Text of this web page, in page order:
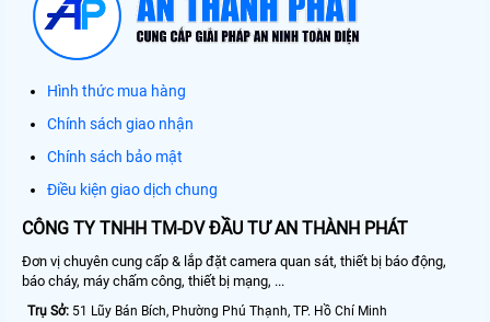
Hình thức mua hàng
Chính sách giao nhận
Chính sách bảo mật
Điều kiện giao dịch chung
CÔNG TY TNHH TM-DV ĐẦU TƯ AN THÀNH PHÁT
Đơn vị chuyên cung cấp & lắp đặt camera quan sát, thiết bị báo động,
báo cháy, máy chấm công, thiết bị mạng, ...
Trụ Sở: 51 Lũy Bán Bích, Phường Phú Thạnh, TP. Hồ Chí Minh